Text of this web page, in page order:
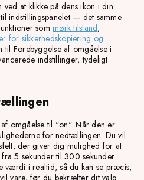
ved at klikke på dens ikon i din
indstillingspanelet — det samme
som mørk tilstand,
for sikkerhedskopiering og
til Forebyggelse af omgåelse i
indstillinger, tydeligt
omgåelse til "on". Når den er
for nedtællingen. Du vil
der giver dig mulighed for at
5 sekunder til 300 sekunder.
værdi i realtid, så du kan se præcis,
vare, før du bekræfter dit valg.